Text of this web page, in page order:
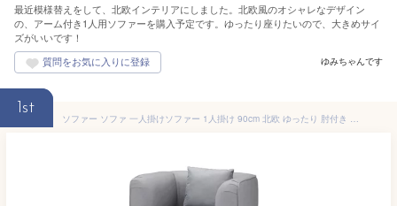
最近模様替えをして、北欧インテリアにしました。北欧風のオシャレなデザイン
の、アーム付き1人用ソファーを購入予定です。ゆったり座りたいので、大きめサイ
ズがいいです！
ゆみちゃんです
1st
ソファー ソファ 一人掛けソファー 1人掛け 90cm 北欧 ゆったり 肘付き アーム付き おしゃれ